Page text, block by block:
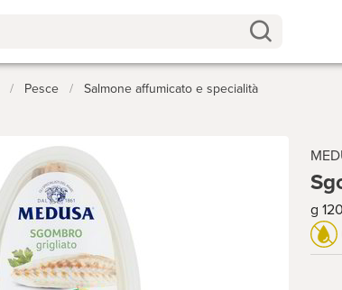
/ Pesce / Salmone affumicato e specialità
g 120